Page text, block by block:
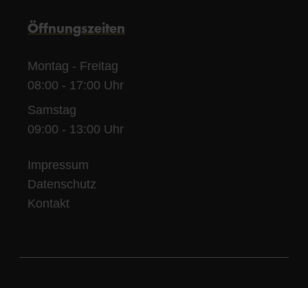
Öffnungszeiten
Montag - Freitag
08:00 - 17:00 Uhr
Samstag
09:00 - 13:00 Uhr
Impressum
Datenschutz
Kontakt